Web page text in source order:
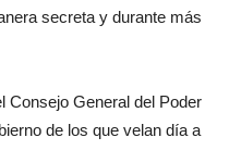
secreta y durante más
Consejo General del Poder
de los que velan día a